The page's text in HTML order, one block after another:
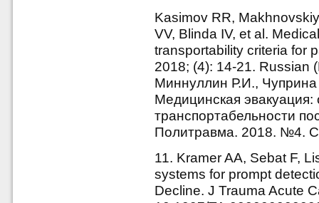
Kasimov RR,
VV, Blinda IV, et al.
transportability criteria for
2018; (4): 14-21. Russian
Миннуллин Р.И.,
Медицинская эвакуация:
транспортабельности
Политравма. 2018. №4.
11. Kramer AA, Sebat F,
systems for prompt
Decline. J Trauma Acute